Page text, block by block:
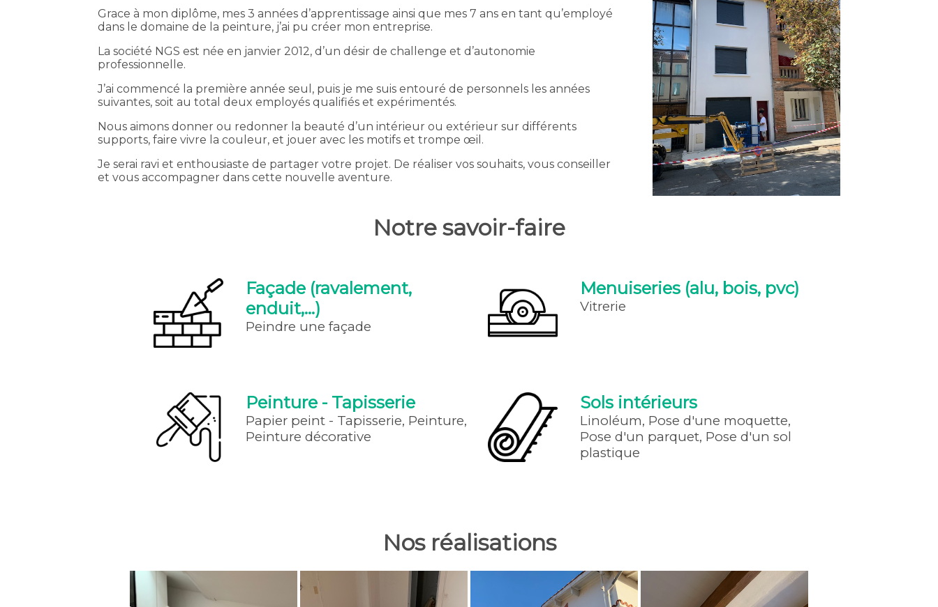
Grace à mon diplôme, mes 3 années d’apprentissage ainsi que mes 7 ans en tant qu’employé
dans le domaine de la peinture, j’ai pu créer mon entreprise.
La société NGS est née en janvier 2012, d’un désir de challenge et d’autonomie
professionnelle.
J’ai commencé la première année seul, puis je me suis entouré de personnels les années
suivantes, soit au total deux employés qualifiés et expérimentés.
Nous aimons donner ou redonner la beauté d’un intérieur ou extérieur sur différents
supports, faire vivre la couleur, et jouer avec les motifs et trompe œil.
Je serai ravi et enthousiaste de partager votre projet. De réaliser vos souhaits, vous conseiller
et vous accompagner dans cette nouvelle aventure.
Notre savoir-faire
Façade (ravalement,
enduit,...)
Peindre une façade
Menuiseries (alu, bois, pvc)
Vitrerie
Peinture - Tapisserie
Papier peint - Tapisserie, Peinture,
Peinture décorative
Sols intérieurs
Linoléum, Pose d'une moquette,
Pose d'un parquet, Pose d'un sol
plastique
Nos réalisations